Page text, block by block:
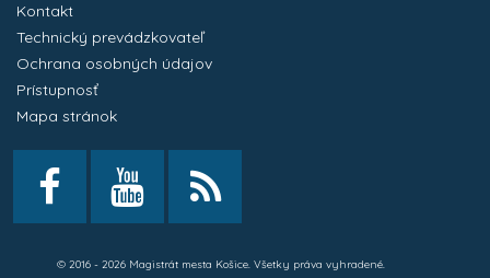
Kontakt
Technický prevádzkovateľ
Ochrana osobných údajov
Prístupnosť
Mapa stránok
© 2016 - 2026 Magistrát mesta Košice. Všetky práva vyhradené.